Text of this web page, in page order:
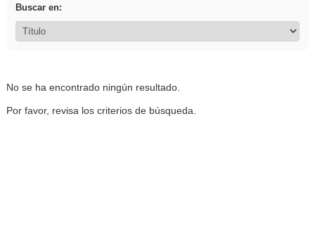
Buscar en:
No se ha encontrado ningún resultado.
Por favor, revisa los criterios de búsqueda.